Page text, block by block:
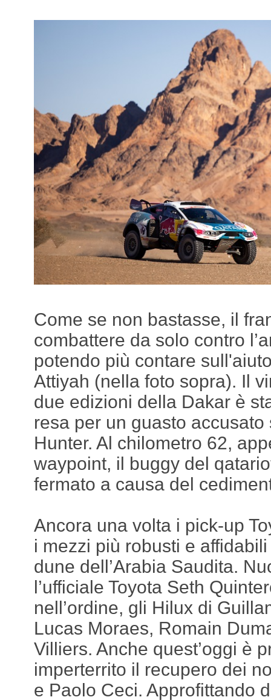
Come se non bastasse, il
combattere da solo contro
potendo più contare
Attiyah (nella foto sopra). Il
due edizioni della Dakar è
resa per un guasto
Hunter. Al chilometro 62,
waypoint, il buggy del
fermato a causa del
Ancora una volta i pick-up
i mezzi più robusti e
dune dell’Arabia Saudita.
l’ufficiale Toyota Seth
nell’ordine, gli Hilux di
Lucas Moraes, Romain
Villiers. Anche quest’oggi è
imperterrito il recupero dei
e Paolo Ceci. Approfittando